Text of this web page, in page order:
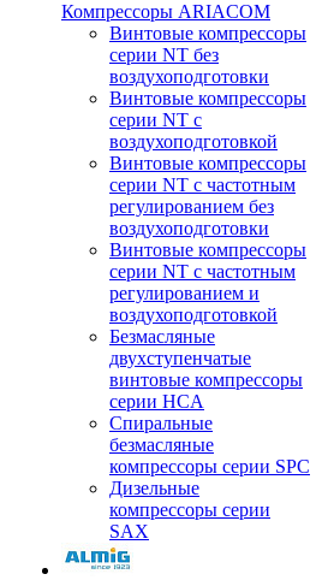
Компрессоры ARIACOM
Винтовые компрессоры
серии NT без
воздухоподготовки
Винтовые компрессоры
серии NT c
воздухоподготовкой
Винтовые компрессоры
серии NT с частотным
регулированием без
воздухоподготовки
Винтовые компрессоры
серии NT с частотным
регулированием и
воздухоподготовкой
Безмасляные
двухступенчатые
винтовые компрессоры
серии HCA
Спиральные
безмасляные
компрессоры серии SPC
Дизельные
компрессоры серии
SAX